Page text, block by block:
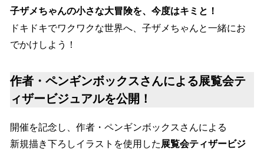
子ザメちゃんの小さな大冒険を、今度はキミと！
ドキドキでワクワクな世界へ、子ザメちゃんと一緒にお
でかけしよう！
作者・ペンギンボックスさんによる展覧会テ
ィザービジュアルを公開！
開催を記念し、作者・ペンギンボックスさんによる
新規描き下ろしイラストを使用した 展覧会ティザービジ